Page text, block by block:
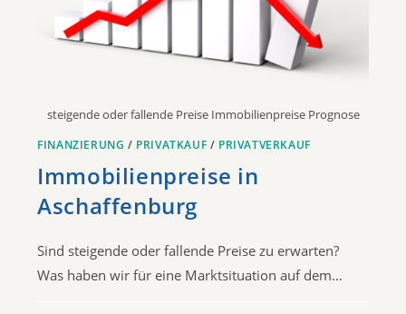
steigende oder fallende Preise Immobilienpreise Prognose
FINANZIERUNG / PRIVATKAUF / PRIVATVERKAUF
Immobilienpreise in
Aschaffenburg
Sind steigende oder fallende Preise zu erwarten?
Was haben wir für eine Marktsituation auf dem…